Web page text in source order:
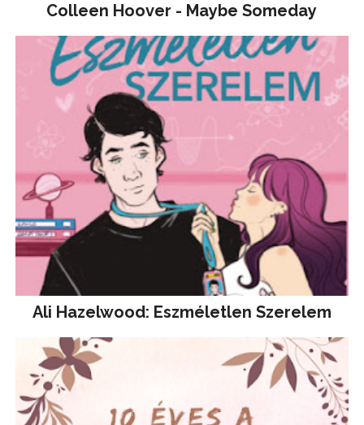
Colleen Hoover - Maybe Someday
Ali Hazelwood: Eszméletlen Szerelem